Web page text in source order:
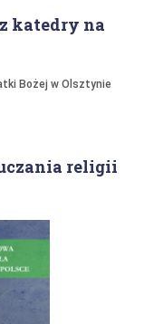
katedry na
religii